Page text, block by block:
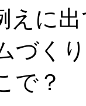
えに
づく
で？